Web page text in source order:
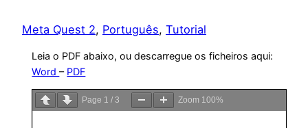
Meta Quest 2, Português, Tutorial
Leia o PDF abaixo, ou descarregue os ficheiros aqui:
Word– PDF
Page 1 /3 Zoom 100%